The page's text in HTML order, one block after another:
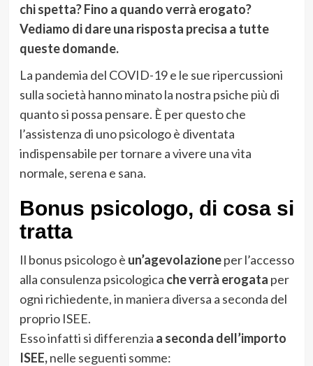
chi spetta? Fino a quando verrà erogato?
Vediamo di dare una risposta precisa a tutte
queste domande.
La pandemia del COVID-19 e le sue ripercussioni
sulla società hanno minato la nostra psiche più di
quanto si possa pensare. È per questo che
l’assistenza di uno psicologo è diventata
indispensabile per tornare a vivere una vita
normale, serena e sana.
Bonus psicologo, di cosa si
tratta
Il bonus psicologo è un’agevolazioneper l’accesso
alla consulenza psicologica che verrà erogata per
ogni richiedente, in maniera diversa a seconda del
proprio ISEE.
Esso infatti si differenzia a seconda dell’importo
ISEE,nelle seguenti somme: